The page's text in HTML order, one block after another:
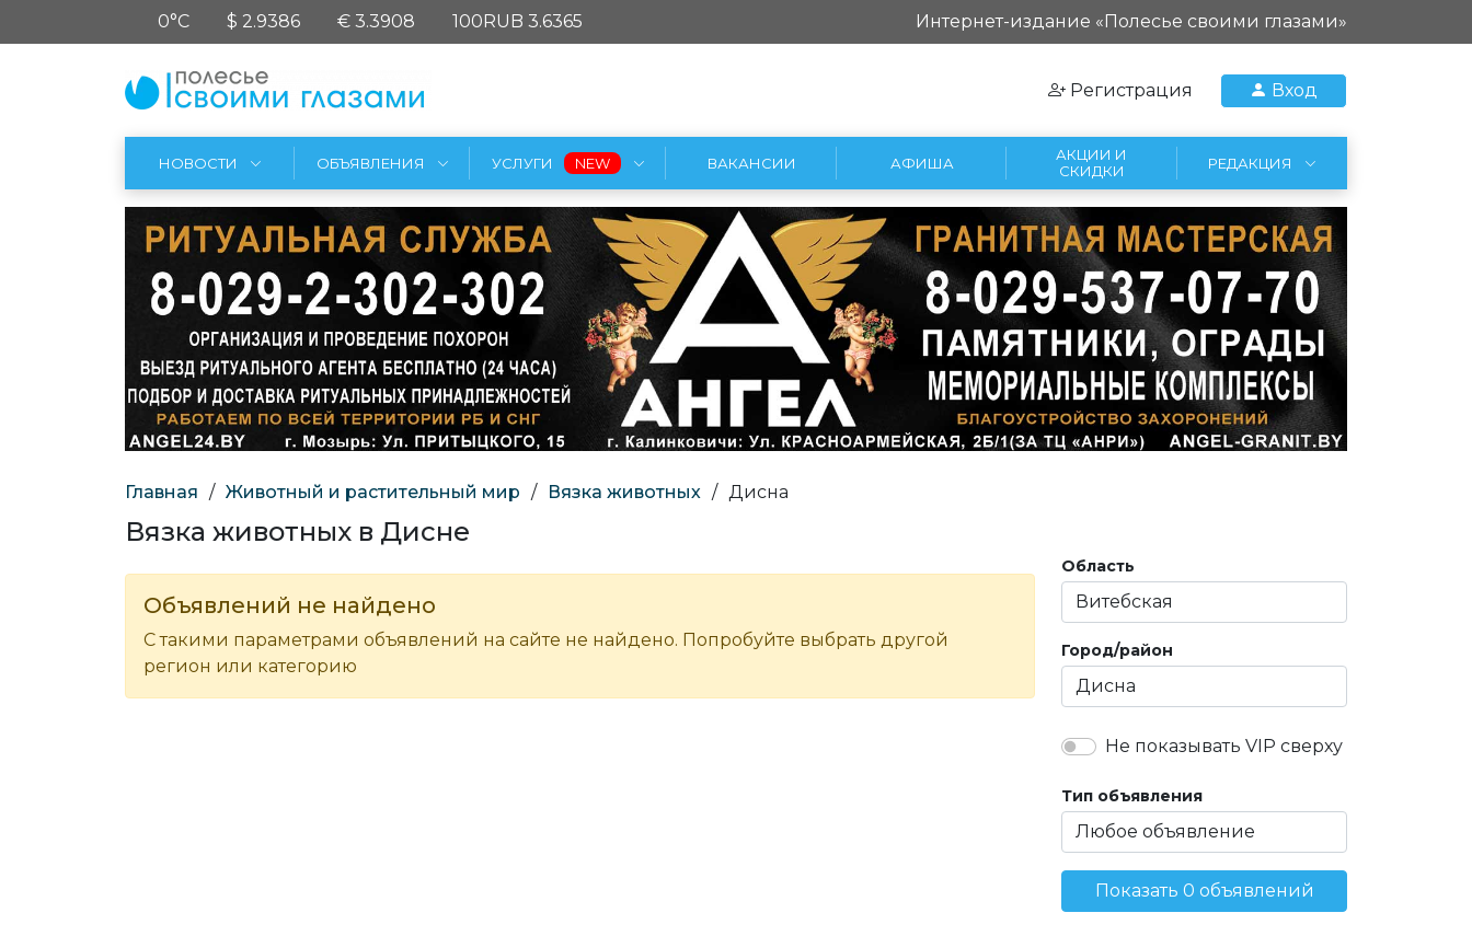
0°C $ 2.9386 € 3.3908 100RUB 3.6365 Интернет-издание «Полесье своими глазами»
Регистрация Вход
НОВОСТИ ОБЪЯВЛЕНИЯ УСЛУГИ ВАКАНСИИ АФИША
АКЦИИ И
СКИДКИ
РЕДАКЦИЯ
Главная / Животный и растительный мир / Вязка животных / Дисна
Вязка животных в Дисне
Объявлений не найдено
С такими параметрами объявлений на сайте не найдено. Попробуйте выбрать другой
регион или категорию
Область
Город/район
Не показывать VIP сверху
Тип объявления
Показать 0 объявлений